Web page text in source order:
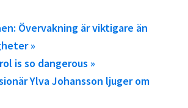
Övervakning är viktigare än
»
is so dangerous »
Ylva Johansson ljuger om